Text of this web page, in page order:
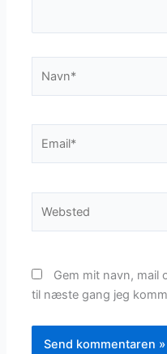
Gem mit navn, mail
til næste gang jeg